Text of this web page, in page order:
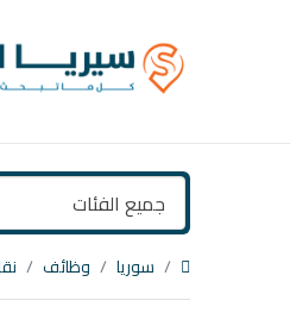
جميع الفئات
سوريا وظائف